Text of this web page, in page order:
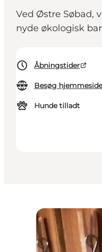
Ved Østre Søbad,
nyde økologisk
Åbningstider
Besøg hjemmeside
Hunde tilladt